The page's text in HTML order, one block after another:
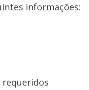
informações:
requeridos